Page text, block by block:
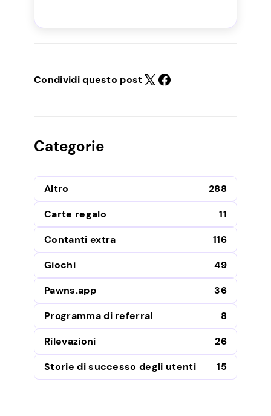
Condividi questo post
Categorie
Altro
288
Carte regalo
11
Contanti extra
116
Giochi
49
Pawns.app
36
Programma di referral
8
Rilevazioni
26
Storie di successo degli utenti
15